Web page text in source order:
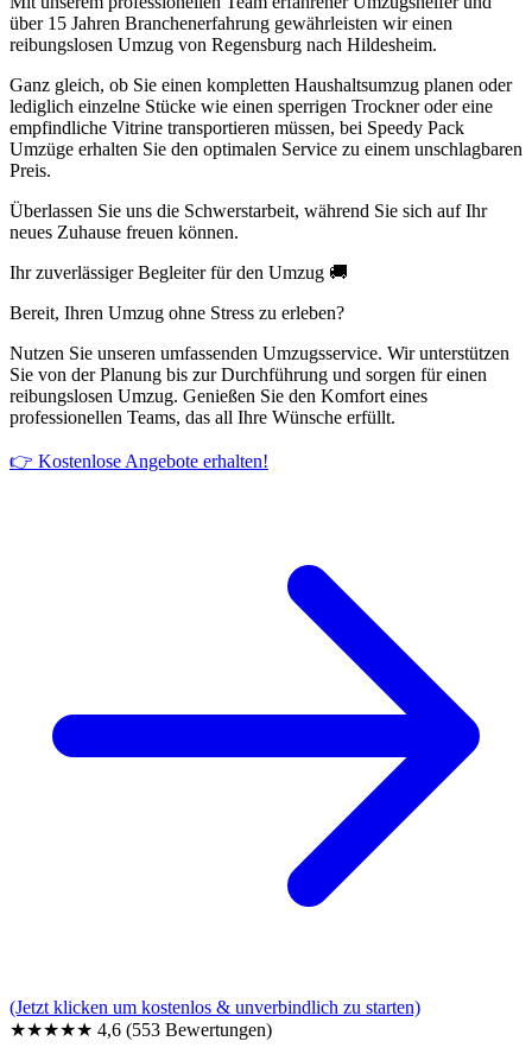
über 15 Jahren Branchenerfahrung gewährleisten wir einen
reibungslosen Umzug von Regensburg nach Hildesheim.
Ganz gleich, ob Sie einen kompletten Haushaltsumzug planen oder
lediglich einzelne Stücke wie einen sperrigen Trockner oder eine
empfindliche Vitrine transportieren müssen, bei Speedy Pack
Umzüge erhalten Sie den optimalen Service zu einem unschlagbaren
Preis.
Überlassen Sie uns die Schwerstarbeit, während Sie sich auf Ihr
neues Zuhause freuen können.
Ihr zuverlässiger Begleiter für den Umzug 🚚
Bereit, Ihren Umzug ohne Stress zu erleben?
Nutzen Sie unseren umfassenden Umzugsservice. Wir unterstützen
Sie von der Planung bis zur Durchführung und sorgen für einen
reibungslosen Umzug. Genießen Sie den Komfort eines
professionellen Teams, das all Ihre Wünsche erfüllt.
👉 Kostenlose Angebote erhalten!
(Jetzt klicken um kostenlos & unverbindlich zu starten)
★★★★★ 4,6 (553 Bewertungen)